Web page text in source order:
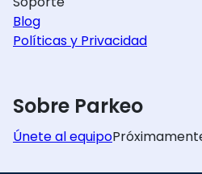
Blog
Políticas y Privacidad
Sobre Parkeo
Únete al equipo